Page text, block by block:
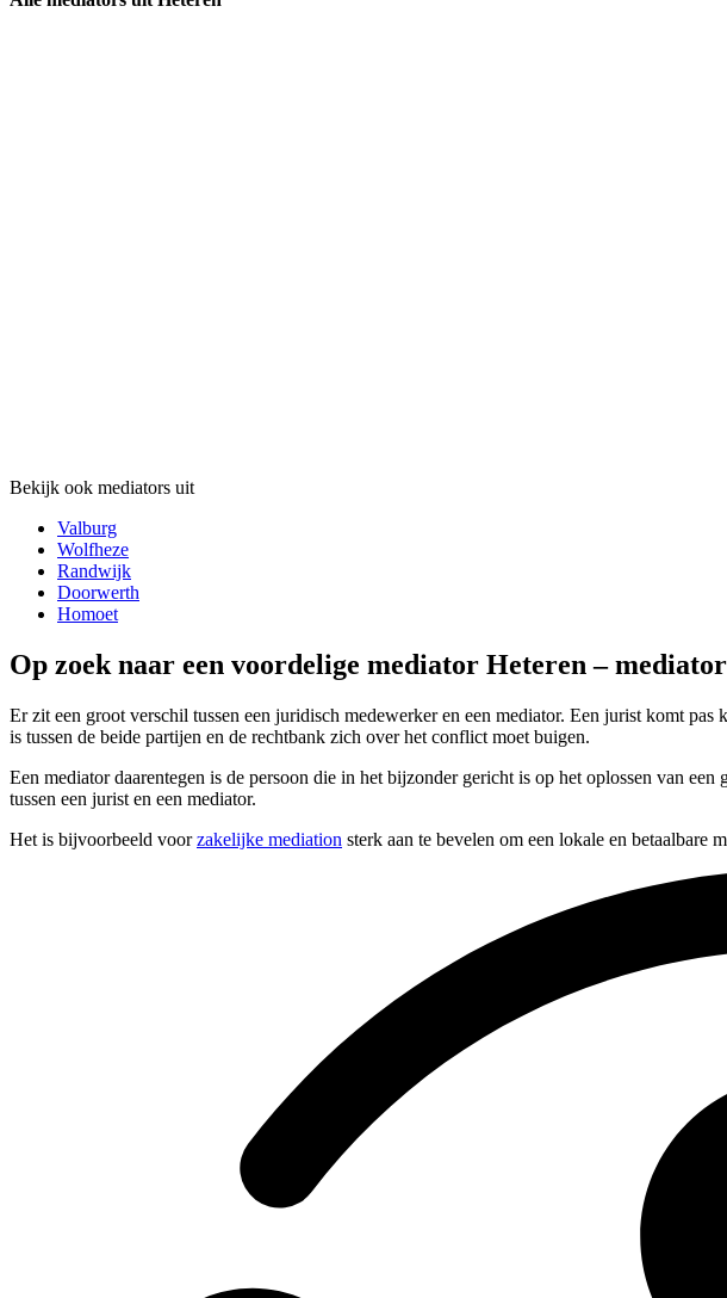
Bekijk ook mediators uit
Valburg
Wolfheze
Randwijk
Doorwerth
Homoet
Op zoek naar een voordelige mediator Heteren –
Er zit een groot verschil tussen een juridisch medewerker en een mediator. Een jurist komt
is tussen de beide partijen en de rechtbank zich over het conflict moet buigen.
Een mediator daarentegen is de persoon die in het bijzonder gericht is op het oplossen van
tussen een jurist en een mediator.
Het is bijvoorbeeld voorzakelijke mediation sterk aan te bevelen om een lokale en betaalbare